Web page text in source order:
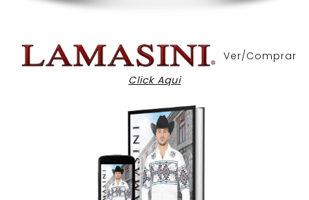
Ver/Comprar
Click Aqui